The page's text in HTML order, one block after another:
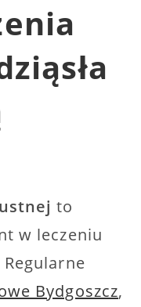
to
w leczeniu
Bydgoszcz,